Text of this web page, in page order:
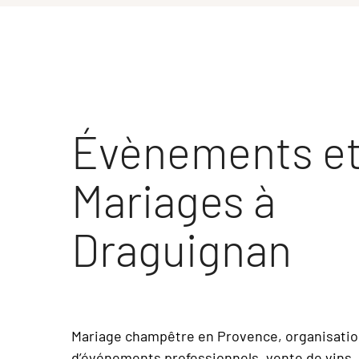
Évènements
Mariages à
Draguignan
Mariage champêtre en Provence,